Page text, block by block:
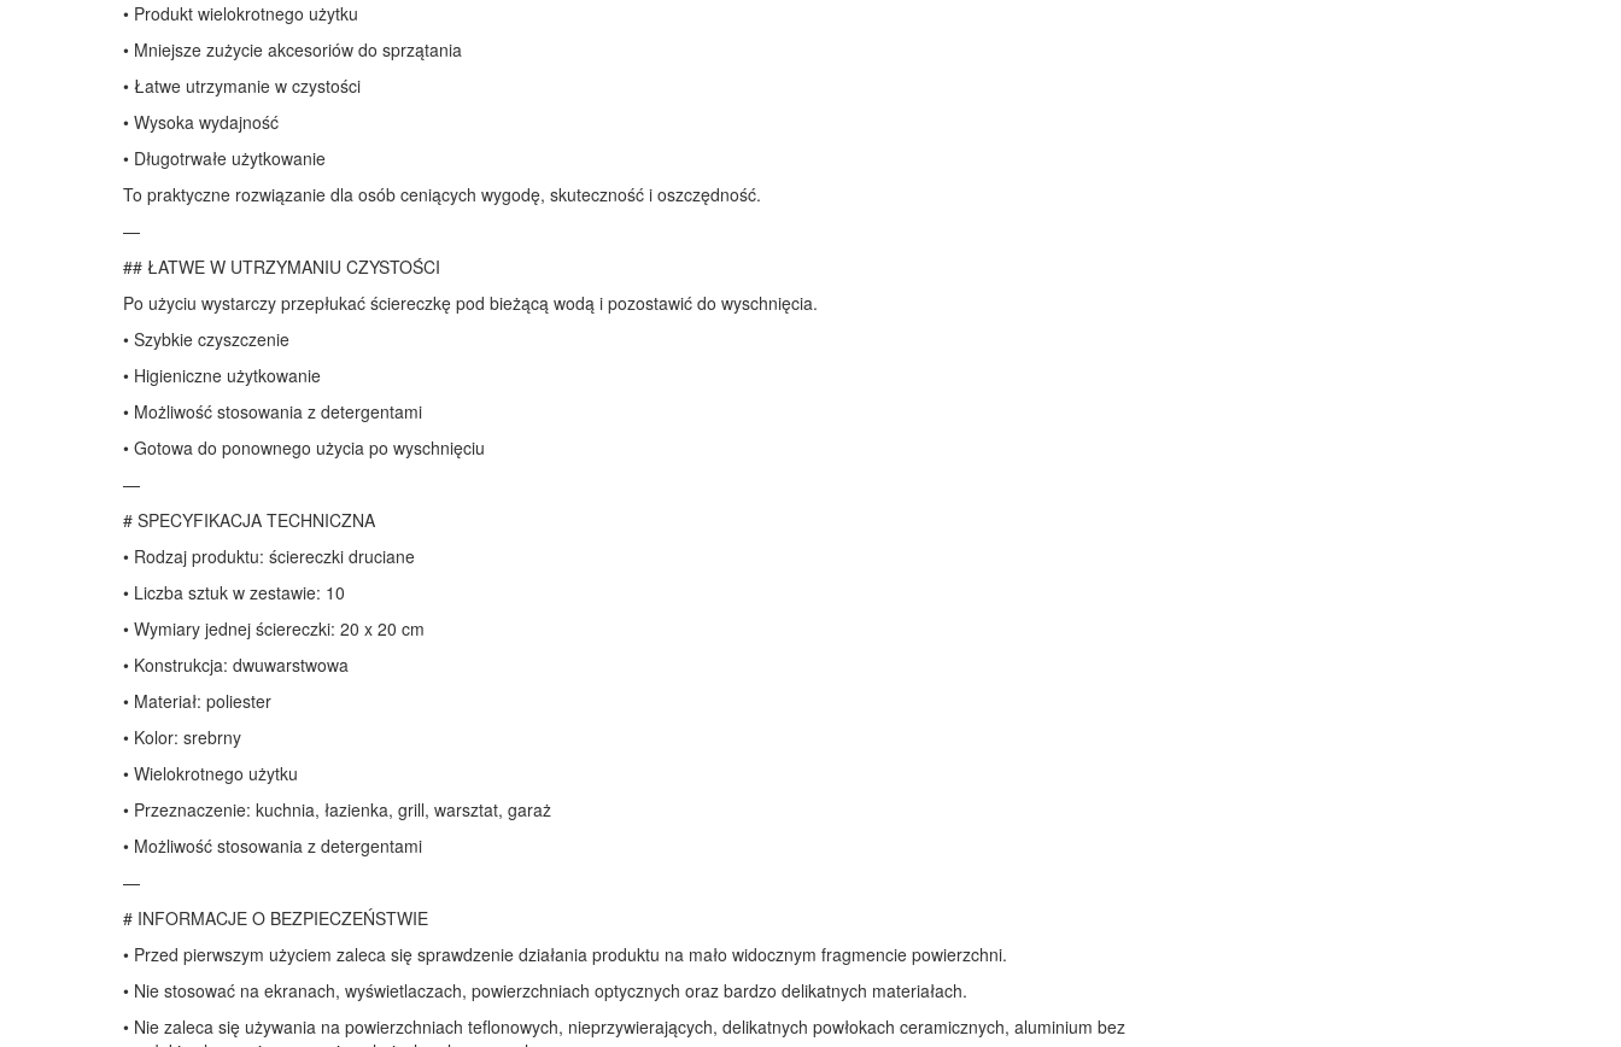
• Produkt wielokrotnego użytku
• Mniejsze zużycie akcesoriów do sprzątania
• Łatwe utrzymanie w czystości
• Wysoka wydajność
• Długotrwałe użytkowanie
To praktyczne rozwiązanie dla osób ceniących wygodę, skuteczność i oszczędność.
—
## ŁATWE W UTRZYMANIU CZYSTOŚCI
Po użyciu wystarczy przepłukać ściereczkę pod bieżącą wodą i pozostawić do wyschnięcia.
• Szybkie czyszczenie
• Higieniczne użytkowanie
• Możliwość stosowania z detergentami
• Gotowa do ponownego użycia po wyschnięciu
—
# SPECYFIKACJA TECHNICZNA
• Rodzaj produktu: ściereczki druciane
• Liczba sztuk w zestawie: 10
• Wymiary jednej ściereczki: 20 x 20 cm
• Konstrukcja: dwuwarstwowa
• Materiał: poliester
• Kolor: srebrny
• Wielokrotnego użytku
• Przeznaczenie: kuchnia, łazienka, grill, warsztat, garaż
• Możliwość stosowania z detergentami
—
# INFORMACJE O BEZPIECZEŃSTWIE
• Przed pierwszym użyciem zaleca się sprawdzenie działania produktu na mało widocznym fragmencie powierzchni.
• Nie stosować na ekranach, wyświetlaczach, powierzchniach optycznych oraz bardzo delikatnych materiałach.
• Nie zaleca się używania na powierzchniach teflonowych, nieprzywierających, delikatnych powłokach ceramicznych, aluminium bez